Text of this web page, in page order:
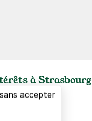
à Strasbourg
accepter